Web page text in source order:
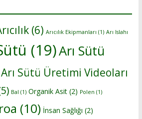
(6) Arıcılık Ekipmanları (1) Arı Islahı
(19)Arı Sütü
Arı Sütü Üretimi Videoları
Bal (1) Organik Asit(2) Polen (1)
(10) İnsan Sağlığı (2)